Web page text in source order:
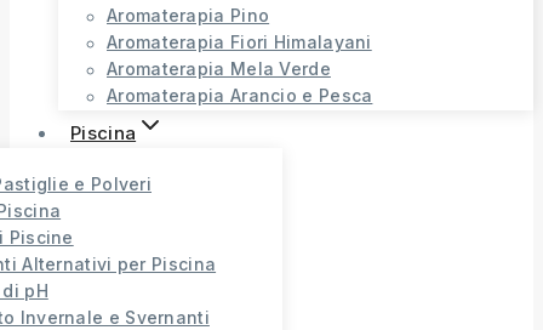
Aromaterapia Pino
Aromaterapia Fiori Himalayani
Aromaterapia Mela Verde
Aromaterapia Arancio e Pesca
Piscina
e Polveri
Piscine
Alternativi per Piscina
pH
Invernale e Svernanti